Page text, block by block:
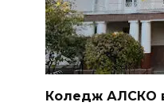
Коледж АЛСКО в